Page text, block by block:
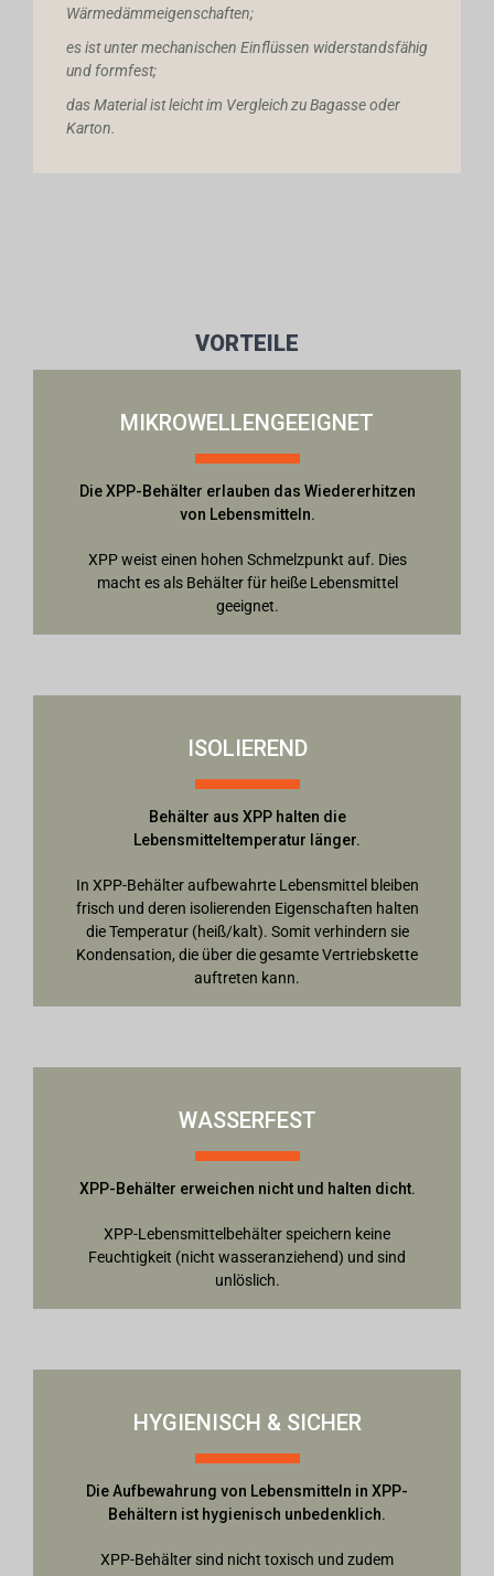
Wärmedämmeigenschaften;
es ist unter mechanischen Einflüssen widerstandsfähig
und formfest;
das Material ist leicht im Vergleich zu Bagasse oder
Karton.
VORTEILE
MIKROWELLENGEEIGNET
Die XPP-Behälter erlauben das Wiedererhitzen
von Lebensmitteln.
XPP weist einen hohen Schmelzpunkt auf. Dies
macht es als Behälter für heiße Lebensmittel
geeignet.
ISOLIEREND
Behälter aus XPP halten die
Lebensmitteltemperatur länger.
In XPP-Behälter aufbewahrte Lebensmittel bleiben
frisch und deren isolierenden Eigenschaften halten
die Temperatur (heiß/kalt). Somit verhindern sie
Kondensation, die über die gesamte Vertriebskette
auftreten kann.
WASSERFEST
XPP-Behälter erweichen nicht und halten dicht.
XPP-Lebensmittelbehälter speichern keine
Feuchtigkeit (nicht wasseranziehend) und sind
unlöslich.
HYGIENISCH & SICHER
Die Aufbewahrung von Lebensmitteln in XPP-
Behältern ist hygienisch unbedenklich.
XPP-Behälter sind nicht toxisch und zudem